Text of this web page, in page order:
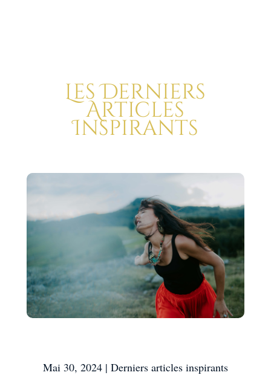
Les Derniers
Articles
Inspirants
Mai 30, 2024| Derniers articles inspirants